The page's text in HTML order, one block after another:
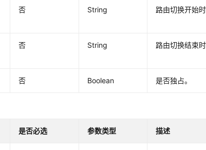
否 String 路由切换开始
否 String 路由切换结束
否 Boolean 是否独占。
是否必选 参数类型 描述